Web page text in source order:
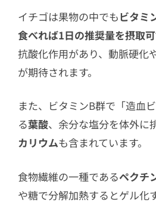
イチゴは果物の中でもビタミ
食べれば1日の推奨量を摂取
抗酸化作用があり、動脈硬化
が期待されます。
また、ビタミンB群で「造血
る葉酸、余分な塩分を体外に
カリウムも含まれています。
食物繊維の一種であるペクチ
や糖で分解加熱するとゲル化